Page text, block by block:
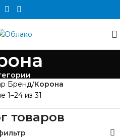
Бренд/Корона
1–24 из 31
товаров